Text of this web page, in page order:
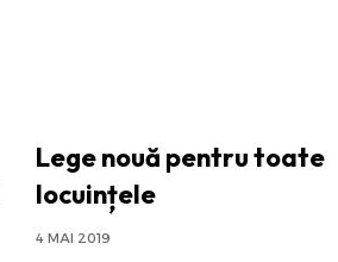
Lege nouă pentru toate
locuințele
4 MAI 2019